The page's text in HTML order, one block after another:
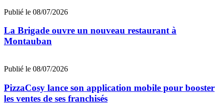
Publié le 08/07/2026
La Brigade ouvre un nouveau restaurant à
Montauban
Publié le 08/07/2026
PizzaCosy lance son application mobile pour booster
les ventes de ses franchisés